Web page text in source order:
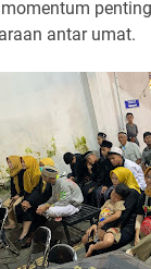
antar umat.